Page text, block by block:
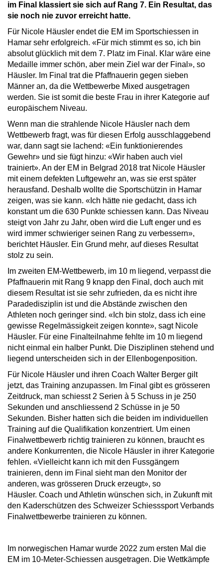
im Final klassiert sie sich auf Rang 7. Ein Resultat, das
sie noch nie zuvor erreicht hatte.
Für Nicole Häusler endet die EM im Sportschiessen in
Hamar sehr erfolgreich. «Für mich stimmt es so, ich bin
absolut glücklich mit dem 7. Platz im Final. Klar wäre eine
Medaille immer schön, aber mein Ziel war der Final», so
Häusler. Im Final trat die Pfaffnauerin gegen sieben
Männer an, da die Wettbewerbe Mixed ausgetragen
werden. Sie ist somit die beste Frau in ihrer Kategorie auf
europäischem Niveau.
Wenn man die strahlende Nicole Häusler nach dem
Wettbewerb fragt, was für diesen Erfolg ausschlaggebend
war, dann sagt sie lachend: «Ein funktionierendes
Gewehr» und sie fügt hinzu: «Wir haben auch viel
trainiert». An der EM in Belgrad 2018 trat Nicole Häusler
mit einem defekten Luftgewehr an, was sie erst später
herausfand. Deshalb wollte die Sportschützin in Hamar
zeigen, was sie kann. «Ich hätte nie gedacht, dass ich
konstant um die 630 Punkte schiessen kann. Das Niveau
steigt von Jahr zu Jahr, oben wird die Luft enger und es
wird immer schwieriger seinen Rang zu verbessern»,
berichtet Häusler. Ein Grund mehr, auf dieses Resultat
stolz zu sein.
Im zweiten EM-Wettbewerb, im 10 m liegend, verpasst die
Pfaffnauerin mit Rang 9 knapp den Final, doch auch mit
diesem Resultat ist sie sehr zufrieden, da es nicht ihre
Paradedisziplin ist und die Abstände zwischen den
Athleten noch geringer sind. «Ich bin stolz, dass ich eine
gewisse Regelmässigkeit zeigen konnte», sagt Nicole
Häusler. Für eine Finalteilnahme fehlte im 10 m liegend
nicht einmal ein halber Punkt. Die Disziplinen stehend und
liegend unterscheiden sich in der Ellenbogenposition.
Für Nicole Häusler und ihren Coach Walter Berger gilt
jetzt, das Training anzupassen. Im Final gibt es grösseren
Zeitdruck, man schiesst 2 Serien à 5 Schuss in je 250
Sekunden und anschliessend 2 Schüsse in je 50
Sekunden. Bisher hatten sich die beiden im individuellen
Training auf die Qualifikation konzentriert. Um einen
Finalwettbewerb richtig trainieren zu können, braucht es
andere Konkurrenten, die Nicole Häusler in ihrer Kategorie
fehlen. «Vielleicht kann ich mit den Fussgängern
trainieren, denn im Final sieht man den Monitor der
anderen, was grösseren Druck erzeugt», so
Häusler. Coach und Athletin wünschen sich, in Zukunft mit
den Kaderschützen des Schweizer Schiesssport Verbands
Finalwettbewerbe trainieren zu können.
Im norwegischen Hamar wurde 2022 zum ersten Mal die
EM im 10-Meter-Schiessen ausgetragen. Die Wettkämpfe